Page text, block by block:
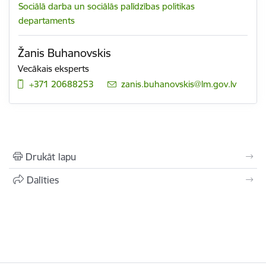
Sociālā darba un sociālās palīdzības politikas
departaments
Žanis Buhanovskis
Vecākais eksperts
+371 20688253
E-pasts:
zanis.buhanovskis@lm.gov.lv
Drukāt lapu
Dalīties